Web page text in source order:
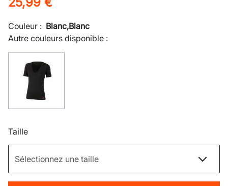
Couleur : Blanc,Blanc
Autre couleurs disponible :
Taille